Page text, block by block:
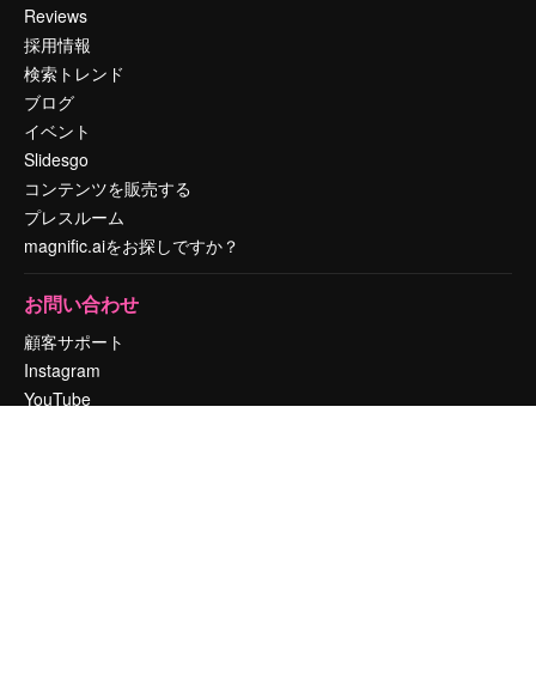
Reviews
採用情報
検索トレンド
ブログ
イベント
Slidesgo
コンテンツを販売する
プレスルーム
magnific.aiをお探しですか？
お問い合わせ
顧客サポート
Instagram
YouTube